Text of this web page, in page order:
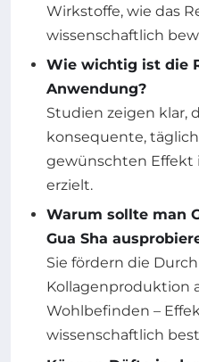
Wirkstoffe, wie das
wissenschaftlich
Wie wichtig ist die
Anwendung?
Studien zeigen klar,
konsequente,
gewünschten Effekt
erzielt.
Warum sollte man
Gua Sha
Sie fördern die
Kollagenproduktion
Wohlbefinden –
wissenschaftlich